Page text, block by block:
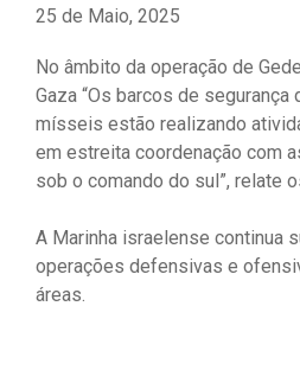
25 de Maio, 2025
No âmbito da operação de
Gaza “Os barcos de
mísseis estão realizando
em estreita coordenação com
sob o comando do sul”, relate
A Marinha israelense continua
operações defensivas e
áreas.